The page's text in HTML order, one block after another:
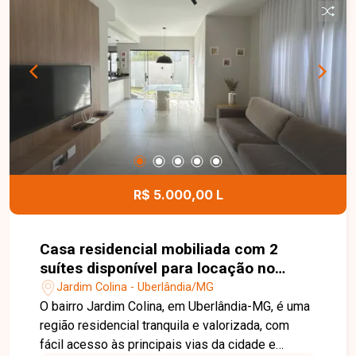
infantil, academia, playground, elevadores e
espaço gourmet com churrasqueira. Possui gás
canalizado e água com medidores individuais
cobrados à parte. Entre em contato para mais
informações e agende uma visita para conhecer
este imóvel.
R$ 5.000,00 L
Casa residencial mobiliada com 2
suítes disponível para locação no
bairro Jardim Colina em Uberlândia-
MG
Jardim Colina - Uberlândia/MG
O bairro Jardim Colina, em Uberlândia-MG, é uma
região residencial tranquila e valorizada, com
fácil acesso às principais vias da cidade e